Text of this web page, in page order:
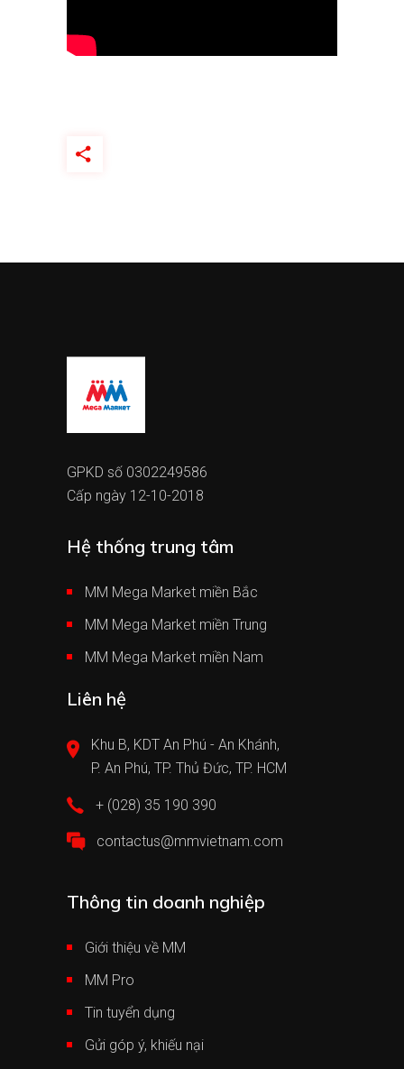
GPKD số 0302249586
Cấp ngày 12-10-2018
Hệ thống trung tâm
MM Mega Market miền Bắc
MM Mega Market miền Trung
MM Mega Market miền Nam
Liên hệ
Khu B, KDT An Phú - An Khánh,
P. An Phú, TP. Thủ Đức, TP. HCM
+ (028) 35 190 390
contactus@mmvietnam.com
Thông tin doanh nghiệp
Giới thiệu về MM
MM Pro
Tin tuyển dụng
Gửi góp ý, khiếu nại